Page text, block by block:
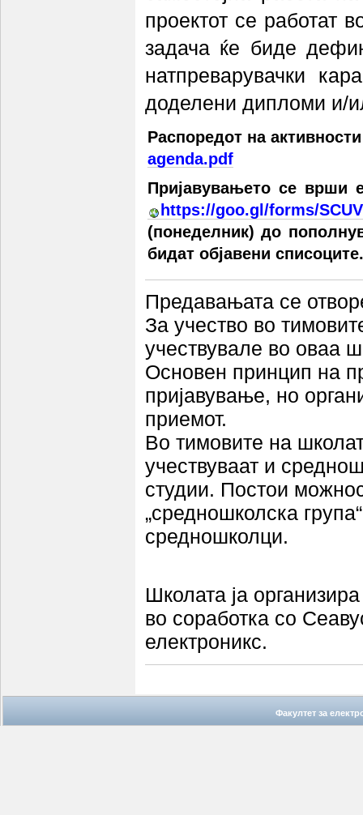
проектот се работат
задача ќе биде
натпреварувачки
доделени дипломи и/
Распоредот на
agenda.pdf
Пријавувањето се врши
https://goo.gl/forms/
(понеделник) до
бидат објавени
Предавањата се
За учество во
учествувале во оваа
Основен принцип на
пријавување, но
приемот.
Во тимовите на
учествуваат и
студии. Постои
„средношколска
средношколци.
Школата ја
во соработка со
електроникс.
Факултет за